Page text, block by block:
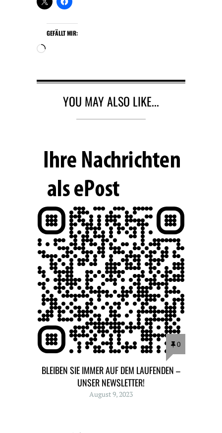
GEFÄLLT MIR:
W
d
n
YOU MAY ALSO LIKE...
0
BLEIBEN SIE IMMER AUF DEM LAUFENDEN –
UNSER NEWSLETTER!
August 9, 2023